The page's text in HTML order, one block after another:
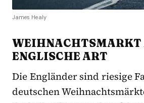
James Healy
WEIHNACHTSMARKT
ENGLISCHE ART
Die Engländer sind riesige
deutschen